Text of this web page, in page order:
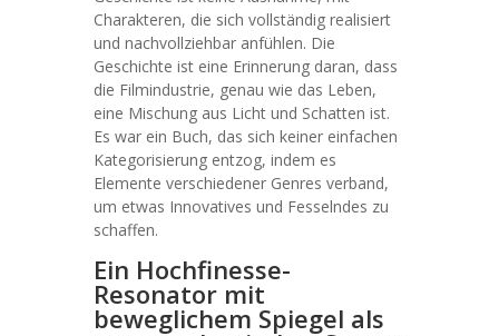
Charakteren, die sich vollständig realisiert
und nachvollziehbar anfühlen. Die
Geschichte ist eine Erinnerung daran, dass
die Filmindustrie, genau wie das Leben,
eine Mischung aus Licht und Schatten ist.
Es war ein Buch, das sich keiner einfachen
Kategorisierung entzog, indem es
Elemente verschiedener Genres verband,
um etwas Innovatives und Fesselndes zu
schaffen.
Ein Hochfinesse-
Resonator mit
beweglichem Spiegel als